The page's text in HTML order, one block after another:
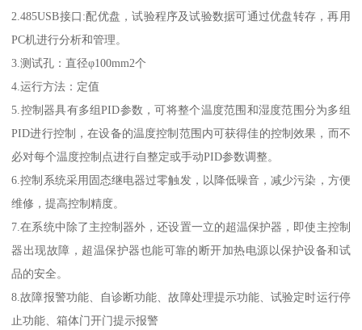
2.485USB接口:配优盘，试验程序及试验数据可通过优盘转存，再用
PC机进行分析和管理。
3.测试孔：直径φ100mm2个
4.运行方法：定值
5.控制器具有多组PID参数，可将整个温度范围和湿度范围分为多组
PID进行控制，在设备的温度控制范围内可获得佳的控制效果，而不
必对每个温度控制点进行自整定或手动PID参数调整。
6.控制系统采用固态继电器过零触发，以降低噪音，减少污染，方便
维修，提高控制精度。
7.在系统中除了主控制器外，还设置一立的超温保护器，即使主控制
器出现故障，超温保护器也能可靠的断开加热电源以保护设备和试
品的安全。
8.故障报警功能、自诊断功能、故障处理提示功能、试验定时运行停
止功能、箱体门开门提示报警